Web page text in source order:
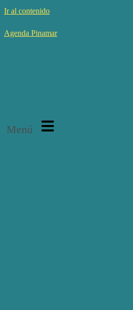
Ir al contenido
Agenda Pinamar
Menú